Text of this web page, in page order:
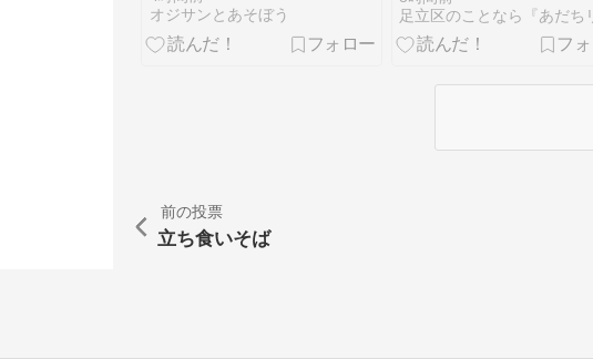
オジサンとあそぼう
と3つの施設
前の投票
立ち食いそば